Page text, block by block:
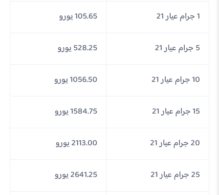
1 جرام عيار 21 105.65 يورو
5 جرام عيار 21 528.25 يورو
10 جرام عيار 21 1056.50 يورو
15 جرام عيار 21 1584.75 يورو
20 جرام عيار 21 2113.00 يورو
25 جرام عيار 21 2641.25 يورو